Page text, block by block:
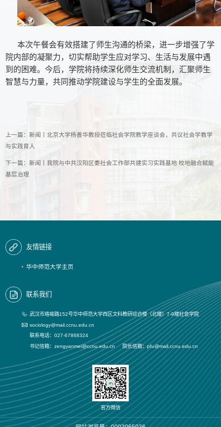
本次午餐会有效搭建了师生沟通的桥梁，进一步增强了学
院内部的凝聚力，切实帮助学生应对学习、生活与发展中遇
到的困难。今后，学院将持续深化师生交流机制，汇聚师生
智慧与力量，共同推动学院建设与学生的全面发展。
上一篇：新闻丨北京大学杨善华教授莅临社会学院教学座谈会，共议社会学教学
与实践育人
下一篇：新闻丨我院与中共汉阳区委社会工作部共建实习实践基地 校地融合赋能
基层治理
友情链接
华中师范大学主页
联系我们
武汉市珞喻路152号华中师范大学西区文科教研综合楼（北楼）7-9楼社会学院
sociology@mail.ccnu.edu.cn
联系电话：027-67868324
书记信箱：zengyanmei@ccnu.edu.cn 院长信箱：pfu@mail.ccnu.edu.cn
官方微信